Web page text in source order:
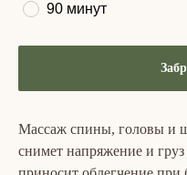
90 минут
Массаж спины, головы и
снимет напряжение и